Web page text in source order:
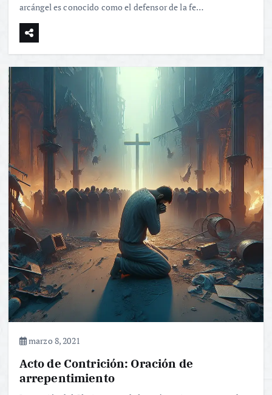
arcángel es conocido como el defensor de la fe…
marzo 8, 2021
Acto de Contrición: Oración de
arrepentimiento